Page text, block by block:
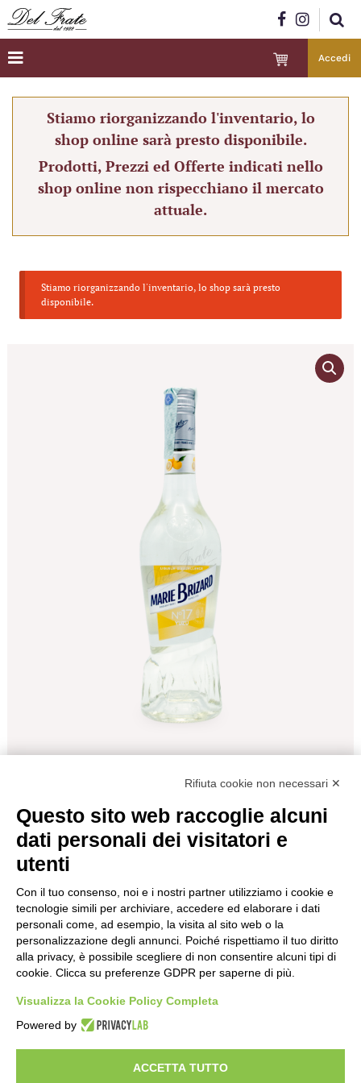
Accedi
Stiamo riorganizzando l'inventario, lo
shop online sarà presto disponibile.
Prodotti, Prezzi ed Offerte indicati nello
shop online non rispecchiano il mercato
attuale.
Stiamo riorganizzando l'inventario, lo shop sarà presto
disponibile.
YUZU MARIE BRIZARD CL.70
Tipo
Liquori Esteri
Formato
70
Nazione
Francia
€16,50
Vini Italiani ed Esteri, Distillati e Specialità Enogastromiche
Rifiuta cookie non necessari ✕
Questo sito web raccoglie alcuni
dati personali dei visitatori e
utenti
Con il tuo consenso, noi e i nostri partner utilizziamo i cookie e
tecnologie simili per archiviare, accedere ed elaborare i dati
personali come, ad esempio, la visita al sito web o la
personalizzazione degli annunci. Poiché rispettiamo il tuo diritto
alla privacy, è possibile scegliere di non consentire alcuni tipi di
cookie. Clicca su preferenze GDPR per saperne di più.
Visualizza la Cookie Policy Completa
Powered by
ACCETTA TUTTO